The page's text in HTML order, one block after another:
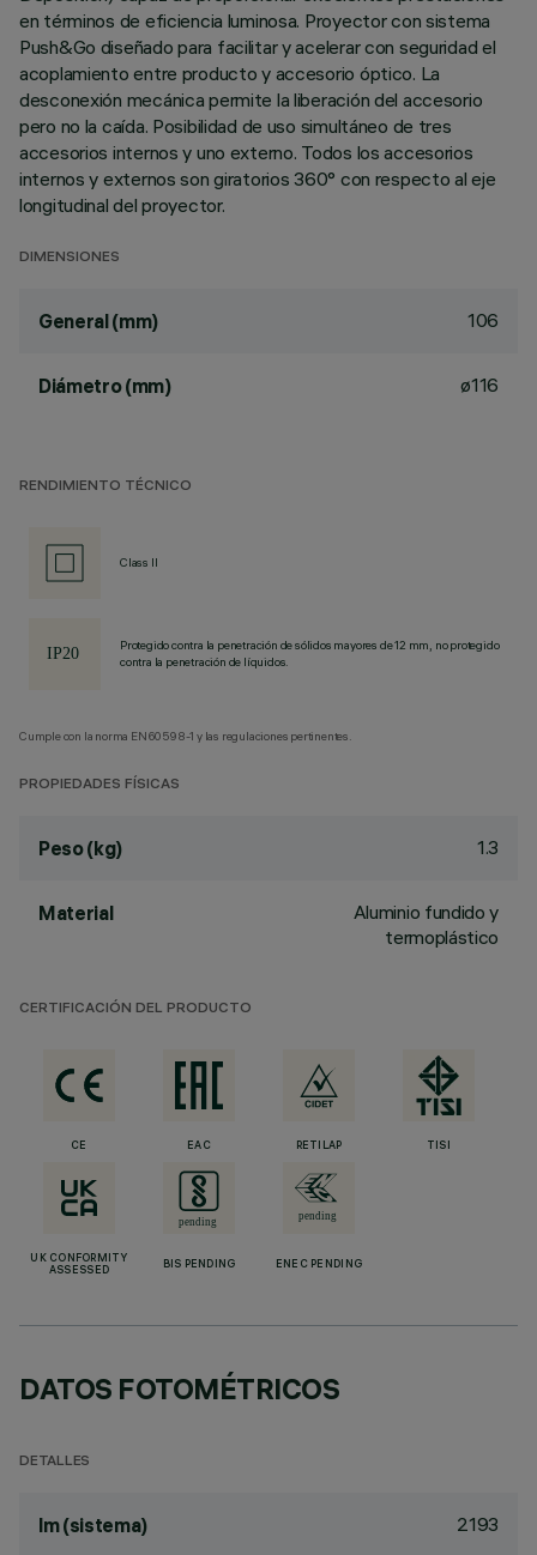
en términos de eficiencia luminosa. Proyector con sistema
Push&Go diseñado para facilitar y acelerar con seguridad el
acoplamiento entre producto y accesorio óptico. La
desconexión mecánica permite la liberación del accesorio
pero no la caída. Posibilidad de uso simultáneo de tres
accesorios internos y uno externo. Todos los accesorios
internos y externos son giratorios 360° con respecto al eje
longitudinal del proyector.
DIMENSIONES
General (mm) 106
Diámetro (mm) ø116
RENDIMIENTO TÉCNICO
Class II
Protegido contra la penetración de sólidos mayores de 12 mm, no protegido
contra la penetración de líquidos.
Cumple con la norma EN60598-1 y las regulaciones pertinentes.
PROPIEDADES FÍSICAS
Peso (kg) 1.3
Material
Aluminio fundido y
termoplástico
CERTIFICACIÓN DEL PRODUCTO
CE EAC RETILAP TISI
UK CONFORMITY
ASSESSED
BIS PENDING ENEC PENDING
DATOS FOTOMÉTRICOS
DETALLES
lm (sistema) 2193